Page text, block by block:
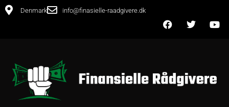
Denmark info@finasielle-raadgivere.dk